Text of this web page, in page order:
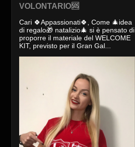
VOLONTARIO🆘
Cari 🍀Appassionati🍀, Come 🎄idea
di regalo🎁 natalizio🎄 si è pensato di
proporre il materiale del WELCOME
KIT, previsto per il Gran Gal...